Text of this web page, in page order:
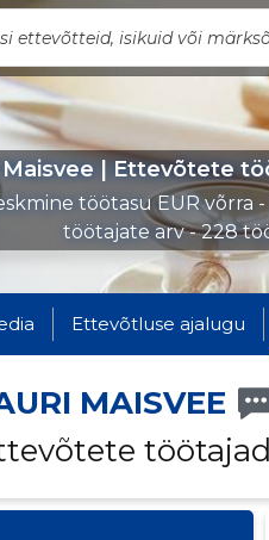
| Ettevõtete
töötasu EUR võrra -
töötajate arv - 228
Ettevõtluse ajalugu
MAISVEE